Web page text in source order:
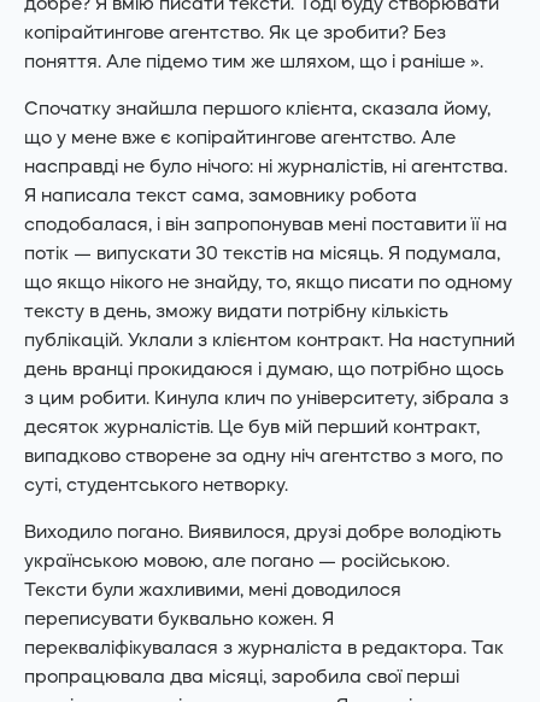
копірайтингове агентство. Як це зробити? Без
поняття. Але підемо тим же шляхом, що і раніше ».
Спочатку знайшла першого клієнта, сказала йому,
що у мене вже є копірайтингове агентство. Але
насправді не було нічого: ні журналістів, ні агентства.
Я написала текст сама, замовнику робота
сподобалася, і він запропонував мені поставити її на
потік — випускати 30 текстів на місяць. Я подумала,
що якщо нікого не знайду, то, якщо писати по одному
тексту в день, зможу видати потрібну кількість
публікацій. Уклали з клієнтом контракт. На наступний
день вранці прокидаюся і думаю, що потрібно щось
з цим робити. Кинула клич по університету, зібрала з
десяток журналістів. Це був мій перший контракт,
випадково створене за одну ніч агентство з мого, по
суті, студентського нетворку.
Виходило погано. Виявилося, друзі добре володіють
українською мовою, але погано — російською.
Тексти були жахливими, мені доводилося
переписувати буквально кожен. Я
перекваліфікувалася з журналіста в редактора. Так
пропрацювала два місяці, заробила свої перші